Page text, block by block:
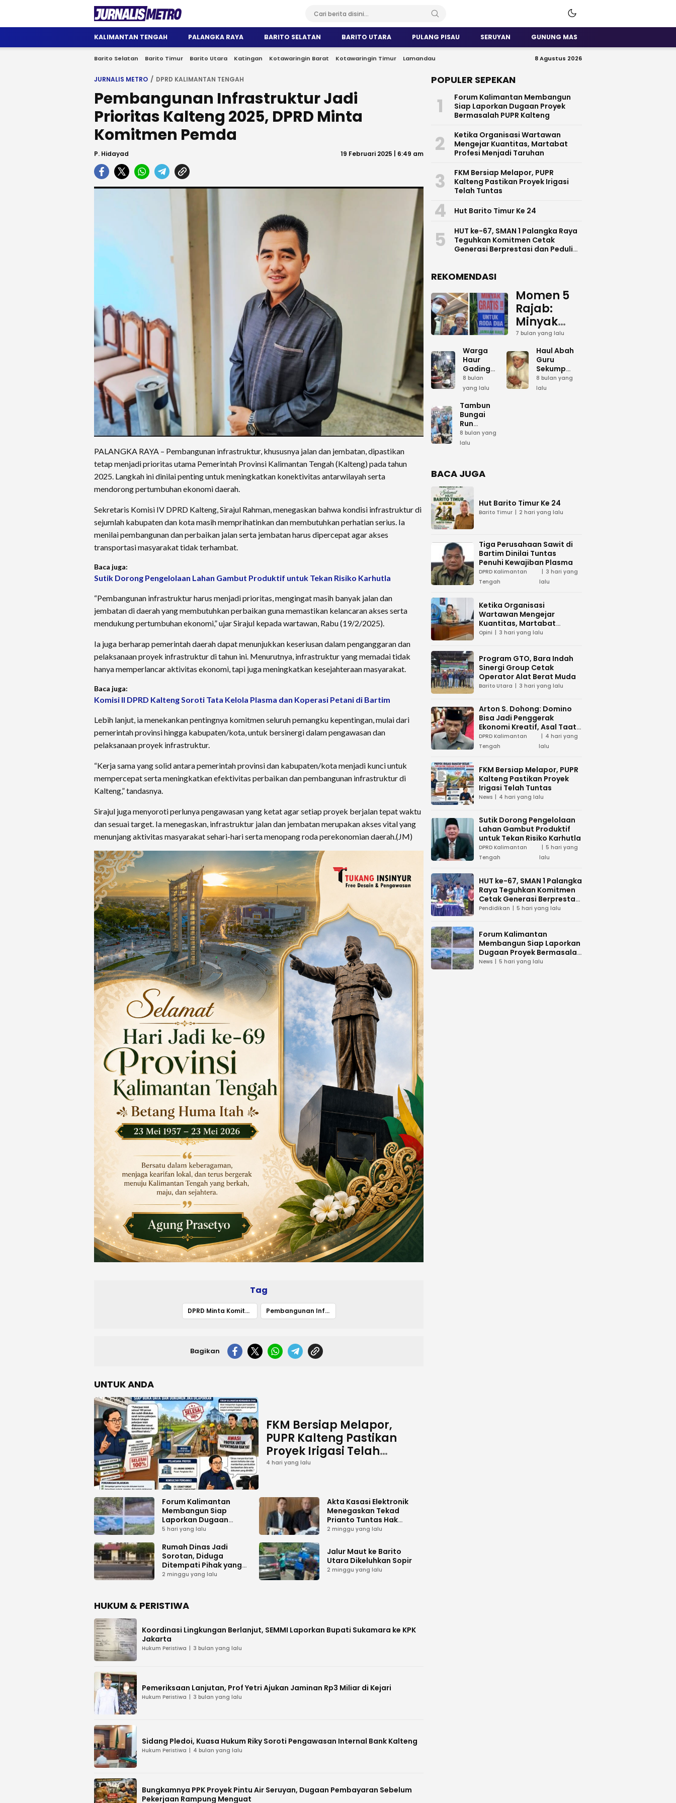
Jurnalis Metro
Satu Wadah Informasi
KALIMANTAN TENGAH PALANGKA RAYA BARITO SELATAN BARITO UTARA PULANG PISAU SERUYAN GUNUNG MAS
Barito Selatan Barito Timur Barito Utara Katingan Kotawaringin Barat Kotawaringin Timur Lamandau 8 Agustus 2026
JURNALIS METRO DPRD KALIMANTAN TENGAH
Pembangunan Infrastruktur Jadi
Prioritas Kalteng 2025, DPRD Minta
Komitmen Pemda
P. Hidayad 19 Februari 2025 | 6:49 am
PALANGKA RAYA – Pembangunan infrastruktur, khususnya jalan dan jembatan, dipastikan
tetap menjadi prioritas utama Pemerintah Provinsi Kalimantan Tengah (Kalteng) pada tahun
2025. Langkah ini dinilai penting untuk meningkatkan konektivitas antarwilayah serta
mendorong pertumbuhan ekonomi daerah.
Sekretaris Komisi IV DPRD Kalteng, Sirajul Rahman, menegaskan bahwa kondisi infrastruktur di
sejumlah kabupaten dan kota masih memprihatinkan dan membutuhkan perhatian serius. Ia
menilai pembangunan dan perbaikan jalan serta jembatan harus dipercepat agar akses
transportasi masyarakat tidak terhambat.
Baca juga:
Sutik Dorong Pengelolaan Lahan Gambut Produktif untuk Tekan Risiko Karhutla
“Pembangunan infrastruktur harus menjadi prioritas, mengingat masih banyak jalan dan
jembatan di daerah yang membutuhkan perbaikan guna memastikan kelancaran akses serta
mendukung pertumbuhan ekonomi,” ujar Sirajul kepada wartawan, Rabu (19/2/2025).
Ia juga berharap pemerintah daerah dapat menunjukkan keseriusan dalam penganggaran dan
pelaksanaan proyek infrastruktur di tahun ini. Menurutnya, infrastruktur yang memadai tidak
hanya memperlancar aktivitas ekonomi, tapi juga meningkatkan kesejahteraan masyarakat.
Baca juga:
Komisi II DPRD Kalteng Soroti Tata Kelola Plasma dan Koperasi Petani di Bartim
Lebih lanjut, ia menekankan pentingnya komitmen seluruh pemangku kepentingan, mulai dari
pemerintah provinsi hingga kabupaten/kota, untuk bersinergi dalam pengawasan dan
pelaksanaan proyek infrastruktur.
“Kerja sama yang solid antara pemerintah provinsi dan kabupaten/kota menjadi kunci untuk
mempercepat serta meningkatkan efektivitas perbaikan dan pembangunan infrastruktur di
Kalteng,” tandasnya.
Sirajul juga menyoroti perlunya pengawasan yang ketat agar setiap proyek berjalan tepat waktu
dan sesuai target. Ia menegaskan, infrastruktur jalan dan jembatan merupakan akses vital yang
menunjang aktivitas masyarakat sehari-hari serta menopang roda perekonomian daerah.(JM)
Tag
DPRD Minta Komitmen Pemda Pembangunan Infrastruktur Jadi Prioritas Kalteng 2025
Bagikan
UNTUK ANDA
FKM Bersiap Melapor,
PUPR Kalteng Pastikan
Proyek Irigasi Telah
Tuntas
4 hari yang lalu
Forum Kalimantan
Membangun Siap
Laporkan Dugaan
Proyek Bermasalah
5 hari yang lalu
Akta Kasasi Elektronik
Menegaskan Tekad
Prianto Tuntas Hak
Lahan ke Mahkamah
2 minggu yang lalu
Rumah Dinas Jadi
Sorotan, Diduga
Ditempati Pihak yang
Tak Berhak
2 minggu yang lalu
Jalur Maut ke Barito
Utara Dikeluhkan Sopir
2 minggu yang lalu
HUKUM & PERISTIWA
Koordinasi Lingkungan Berlanjut, SEMMI Laporkan Bupati Sukamara ke KPK
Jakarta
Hukum Peristiwa 3 bulan yang lalu
Pemeriksaan Lanjutan, Prof Yetri Ajukan Jaminan Rp3 Miliar di Kejari
Hukum Peristiwa 3 bulan yang lalu
Sidang Pledoi, Kuasa Hukum Riky Soroti Pengawasan Internal Bank Kalteng
Hukum Peristiwa 4 bulan yang lalu
Bungkamnya PPK Proyek Pintu Air Seruyan, Dugaan Pembayaran Sebelum
Pekerjaan Rampung Menguat
POPULER SEPEKAN
1
Forum Kalimantan Membangun
Siap Laporkan Dugaan Proyek
Bermasalah PUPR Kalteng
2
Ketika Organisasi Wartawan
Mengejar Kuantitas, Martabat
Profesi Menjadi Taruhan
3
FKM Bersiap Melapor, PUPR
Kalteng Pastikan Proyek Irigasi
Telah Tuntas
4 Hut Barito Timur Ke 24
5
HUT ke-67, SMAN 1 Palangka Raya
Teguhkan Komitmen Cetak
Generasi Berprestasi dan Peduli
REKOMENDASI
Momen 5
Rajab:
Minyak
Gratis
dan Cinta
yang
Terus
Mengalir
7 bulan yang lalu
Warga
Haur
Gading
Siapkan
Bumbu
Umum
Sambut 5
Rajab di
Sekumpul
8 bulan
yang lalu
Haul Abah
Guru
Sekumpul:
Ketika
Lautan
8 bulan yang
lalu
Tambun
Bungai
Run
Meriahkan
Hari Bela
Juang TNI
AD di
Palangka
Raya
8 bulan yang
lalu
BACA JUGA
Hut Barito Timur Ke 24
Barito Timur 2 hari yang lalu
Tiga Perusahaan Sawit di
Bartim Dinilai Tuntas
Penuhi Kewajiban Plasma
DPRD Kalimantan
Tengah
3 hari yang
lalu
Ketika Organisasi
Wartawan Mengejar
Kuantitas, Martabat
Profesi Menjadi Taruhan
Opini 3 hari yang lalu
Program GTO, Bara Indah
Sinergi Group Cetak
Operator Alat Berat Muda
Barito Utara 3 hari yang lalu
Arton S. Dohong: Domino
Bisa Jadi Penggerak
Ekonomi Kreatif, Asal Taat
Aturan
DPRD Kalimantan
Tengah
4 hari yang
lalu
FKM Bersiap Melapor, PUPR
Kalteng Pastikan Proyek
Irigasi Telah Tuntas
News 4 hari yang lalu
Sutik Dorong Pengelolaan
Lahan Gambut Produktif
untuk Tekan Risiko Karhutla
DPRD Kalimantan
Tengah
5 hari yang
lalu
HUT ke-67, SMAN 1 Palangka
Raya Teguhkan Komitmen
Cetak Generasi Berprestasi
dan Peduli Lingkunga
Pendidikan 5 hari yang lalu
Forum Kalimantan
Membangun Siap Laporkan
Dugaan Proyek Bermasalah
PUPR Kalteng
News 5 hari yang lalu